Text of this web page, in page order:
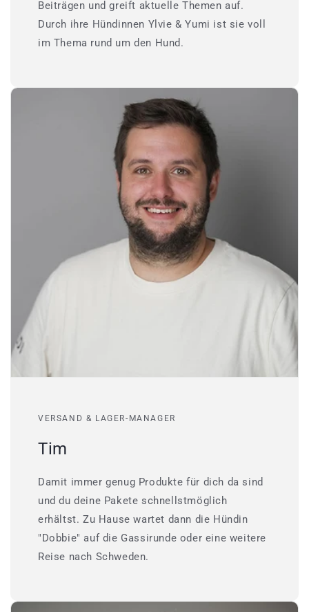
Beiträgen und greift aktuelle Themen auf.
Durch ihre Hündinnen Ylvie & Yumi ist sie voll
im Thema rund um den Hund.
VERSAND & LAGER-MANAGER
Tim
Damit immer genug Produkte für dich da sind
und du deine Pakete schnellstmöglich
erhältst. Zu Hause wartet dann die Hündin
"Dobbie" auf die Gassirunde oder eine weitere
Reise nach Schweden.